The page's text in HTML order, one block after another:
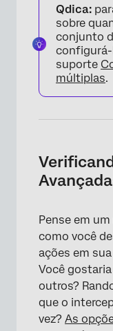
Qdica:
sobre
conjunto
suporte
múltiplas.
Pense em
como você
ações em
Você
outros?
que o
vez? As